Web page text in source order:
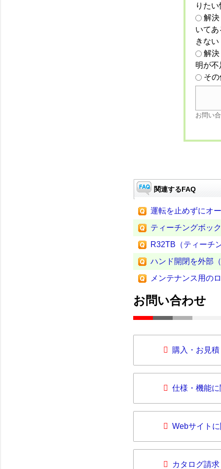
りた
解
いて
きない
解
明が
そ
お問い
関連するFAQ
運転を止めずにオ
ティーチングボッ
R32TB（ティーチ
ハンド開閉を外部
メンテナンス用の
お問い合わせ
購入・お見
仕様・機能
Webサイト
カタログ請求